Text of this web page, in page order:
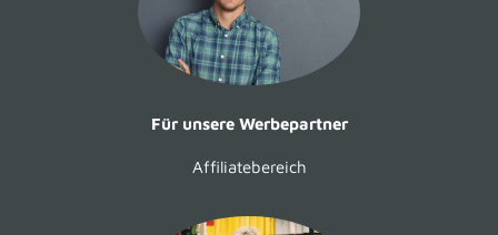
Für unsere Werbepartner
Affiliatebereich